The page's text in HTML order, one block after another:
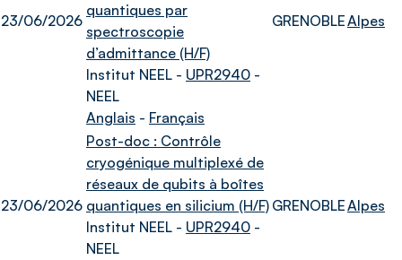
23/06/2026
quantiques par
spectroscopie
d’admittance (H/F)
Institut NEEL - UPR2940 -
NEEL
Anglais - Français
GRENOBLEAlpes
23/06/2026
Post-doc : Contrôle
cryogénique multiplexé de
réseaux de qubits à boîtes
quantiques en silicium (H/F)
Institut NEEL - UPR2940 -
NEEL
GRENOBLEAlpes